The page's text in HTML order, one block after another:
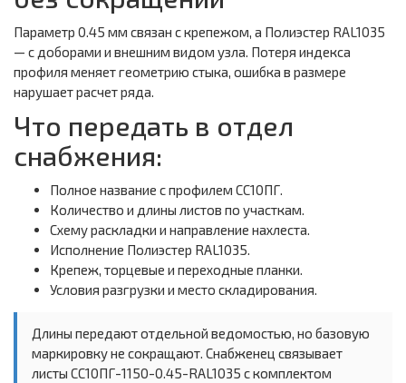
Параметр 0.45 мм связан с крепежом, а Полиэстер RAL1035
— с доборами и внешним видом узла. Потеря индекса
профиля меняет геометрию стыка, ошибка в размере
нарушает расчет ряда.
Что передать в отдел
снабжения:
Полное название с профилем СС10ПГ.
Количество и длины листов по участкам.
Схему раскладки и направление нахлеста.
Исполнение Полиэстер RAL1035.
Крепеж, торцевые и переходные планки.
Условия разгрузки и место складирования.
Длины передают отдельной ведомостью, но базовую
маркировку не сокращают. Снабженец связывает
листы СС10ПГ-1150-0.45-RAL1035 с комплектом